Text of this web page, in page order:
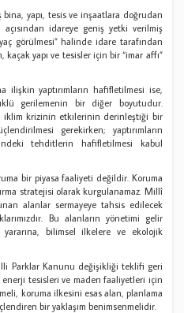
bina, yapı, tesis ve inşaatlara doğrudan
idareye geniş yetki verilmiş
görülmesi” halinde idare tarafından
yapı ve tesisler için bir “imar affı”
ilişkin yaptırımların hafifletilmesi ise,
gerilemenin bir diğer boyutudur.
iklim krizinin etkilerinin derinleştiği bir
gerekirken; yaptırımların
tehditlerin hafifletilmesi kabul
bir piyasa faaliyeti değildir. Koruma
stratejisi olarak kurgulanamaz. Millî
alanlar sermayeye tahsis edilecek
Bu alanların yönetimi gelir
bilimsel ilkelere ve ekolojik
Parklar Kanunu değişikliği teklifi geri
enerji tesisleri ve maden faaliyetleri için
koruma ilkesini esas alan, planlama
bir yaklaşım benimsenmelidir.